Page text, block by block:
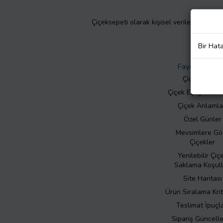
Çiçeksepeti olarak kişisel verilerinizin
Faydalı Bilgiler
Çiçek Bakımı
Çiçek Eşliğinde
Çiçek
Özel Günler
Mevsimlere
Çiçekler
Yenilebilir
Saklama
Site Haritası
Ürün Sıralama
Teslimat
Sipariş
Bir